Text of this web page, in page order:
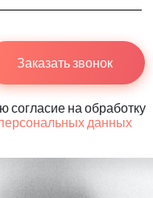
Заказать звонок
согласие на обработку
данных